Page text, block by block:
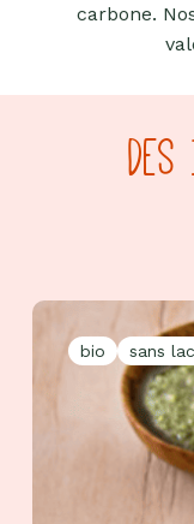
carbone.
DES
bio sans